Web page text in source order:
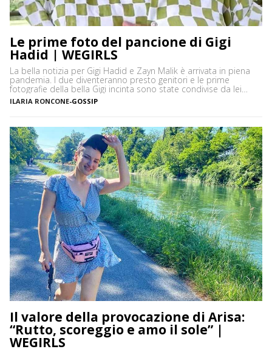
Le prime foto del pancione di Gigi
Hadid | WEGIRLS
La bella notizia per Gigi Hadid e Zayn Malik è arrivata in piena
pandemia. I due diventeranno presto genitori e le prime
fotografie della bella Gigi incinta sono state condivise da lei
stessa in un video su Instagram. Struccata e al naturale, la
giovane donna appare serena e felice e la pancia spunta – di
ILARIA RONCONE-GOSSIP
Il valore della provocazione di Arisa:
“Rutto, scoreggio e amo il sole” |
WEGIRLS